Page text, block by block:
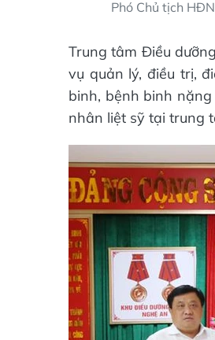
Phó Chủ tịch
Trung tâm Điều
vụ quản lý, điều trị,
binh, bệnh binh
nhân liệt sỹ tại trung